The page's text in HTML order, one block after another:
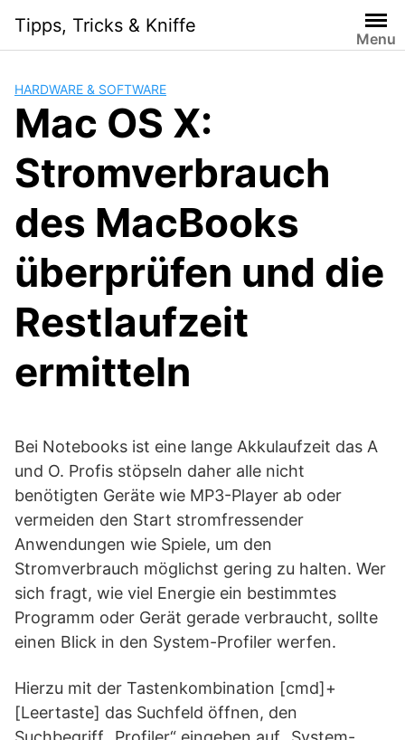
content
Tipps, Tricks & Kniffe
Menu
HARDWARE & SOFTWARE
Mac OS X:
Stromverbrauch
des MacBooks
überprüfen und die
Restlaufzeit
ermitteln
Bei Notebooks ist eine lange Akkulaufzeit das A
und O. Profis stöpseln daher alle nicht
benötigten Geräte wie MP3-Player ab oder
vermeiden den Start stromfressender
Anwendungen wie Spiele, um den
Stromverbrauch möglichst gering zu halten. Wer
sich fragt, wie viel Energie ein bestimmtes
Programm oder Gerät gerade verbraucht, sollte
einen Blick in den System-Profiler werfen.
Hierzu mit der Tastenkombination [cmd]+
[Leertaste] das Suchfeld öffnen, den